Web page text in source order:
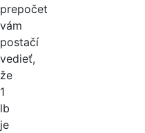
prepočet
vám
postačí
vedieť,
že
1
lb
je